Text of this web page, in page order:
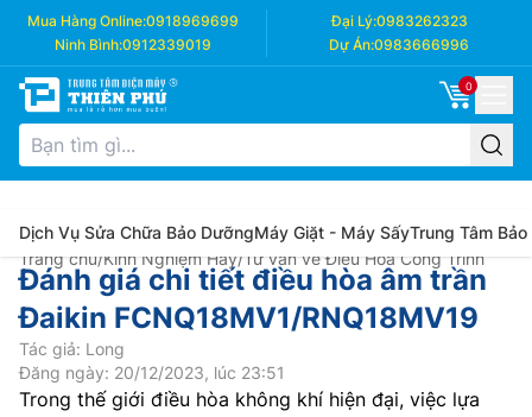
Mua Hàng Online:0918969699 Đại Lý:0983262323
Ninh Bình:0912339019 Dự Án:0983666996
0
Dịch Vụ Sửa Chữa Bảo DưỡngMáy Giặt - Máy SấyTrung Tâm Bảo
Trang chủ/Kinh Nghiệm Hay/Tư vấn về Điều Hòa Công Trình
Đánh giá chi tiết điều hòa âm trần
Đaikin FCNQ18MV1/RNQ18MV19
Tác giả: Long
Đăng ngày: 20/12/2023, lúc 23:51
Trong thế giới điều hòa không khí hiện đại, việc lựa